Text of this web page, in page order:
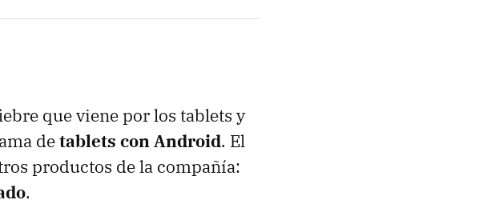
que viene por los tablets y
detablets con Android. El
productos de la compañía:
.